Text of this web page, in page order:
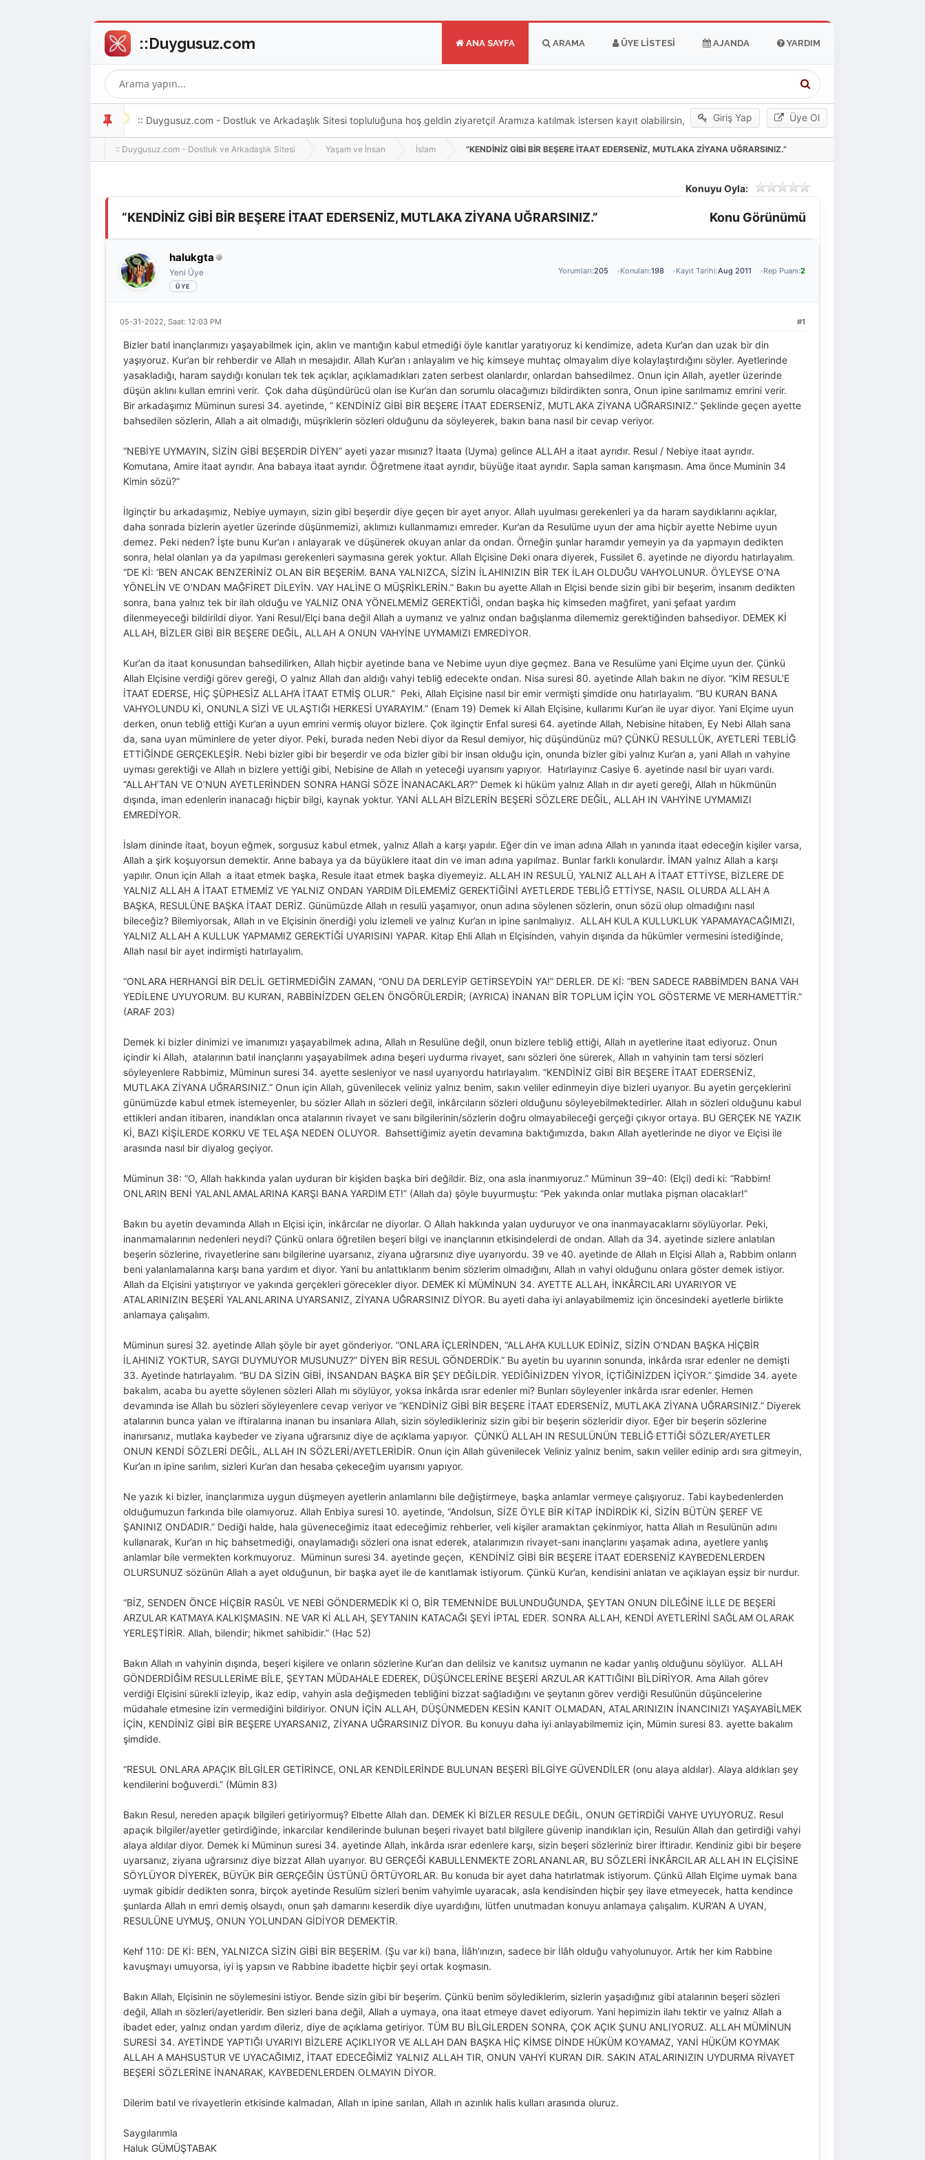
ANA SAYFA ARAMA ÜYE LISTESI AJANDA YARDIM
Giriş Yap Üye Ol
:: Duygusuz.com - Dostluk ve Arkadaşlık Sitesi topluluğuna hoş geldin ziyaretçi! Aramıza katılmak istersen kayıt olabilirsin,
oldukça kolay ve zahmetsizdir.
:: Duygusuz.com - Dostluk ve Arkadaşlık Sitesi Yaşam ve İnsan İslam “KENDİNİZ GİBİ BİR BEŞERE İTAAT EDERSENİZ, MUTLAKA ZİYANA UĞRARSINIZ.”
Konuyu Oyla:
Konu Görünümü
“KENDİNİZ GİBİ BİR BEŞERE İTAAT EDERSENİZ, MUTLAKA ZİYANA UĞRARSINIZ.”
halukgta
Yeni Üye Yorumları:205 Konuları:198 Kayıt Tarihi:Aug 2011 Rep Puanı:2
#1
05-31-2022, Saat: 12:03 PM
Bizler batıl inançlarımızı yaşayabilmek için, aklın ve mantığın kabul etmediği öyle kanıtlar yaratıyoruz ki kendimize, adeta Kur’an dan uzak bir din
yaşıyoruz. Kur’an bir rehberdir ve Allah ın mesajıdır. Allah Kur’an ı anlayalım ve hiç kimseye muhtaç olmayalım diye kolaylaştırdığını söyler. Ayetlerinde
yasakladığı, haram saydığı konuları tek tek açıklar, açıklamadıkları zaten serbest olanlardır, onlardan bahsedilmez. Onun için Allah, ayetler üzerinde
düşün aklını kullan emrini verir. Çok daha düşündürücü olan ise Kur’an dan sorumlu olacağımızı bildirdikten sonra, Onun ipine sarılmamız emrini verir.
Bir arkadaşımız Müminun suresi 34. ayetinde, “ KENDİNİZ GİBİ BİR BEŞERE İTAAT EDERSENİZ, MUTLAKA ZİYANA UĞRARSINIZ.” Şeklinde geçen ayette
bahsedilen sözlerin, Allah a ait olmadığı, müşriklerin sözleri olduğunu da söyleyerek, bakın bana nasıl bir cevap veriyor.
“NEBİYE UYMAYIN, SİZİN GİBİ BEŞERDİR DİYEN” ayeti yazar mısınız? İtaata (Uyma) gelince ALLAH a itaat ayrıdır. Resul / Nebiye itaat ayrıdır.
Komutana, Amire itaat ayrıdır. Ana babaya itaat ayrıdır. Öğretmene itaat ayrıdır, büyüğe itaat ayrıdır. Sapla saman karışmasın. Ama önce Muminin 34
Kimin sözü?”
İlginçtir bu arkadaşımız, Nebiye uymayın, sizin gibi beşerdir diye geçen bir ayet arıyor. Allah uyulması gerekenleri ya da haram saydıklarını açıklar,
daha sonrada bizlerin ayetler üzerinde düşünmemizi, aklımızı kullanmamızı emreder. Kur’an da Resulüme uyun der ama hiçbir ayette Nebime uyun
demez. Peki neden? İşte bunu Kur’an ı anlayarak ve düşünerek okuyan anlar da ondan. Örneğin şunlar haramdır yemeyin ya da yapmayın dedikten
sonra, helal olanları ya da yapılması gerekenleri saymasına gerek yoktur. Allah Elçisine Deki onara diyerek, Fussilet 6. ayetinde ne diyordu hatırlayalım.
“DE Kİ: ‘BEN ANCAK BENZERİNİZ OLAN BİR BEŞERİM. BANA YALNIZCA, SİZİN İLAHINIZIN BİR TEK İLAH OLDUĞU VAHYOLUNUR. ÖYLEYSE O’NA
YÖNELİN VE O’NDAN MAĞFİRET DİLEYİN. VAY HALİNE O MÜŞRİKLERİN.” Bakın bu ayette Allah ın Elçisi bende sizin gibi bir beşerim, insanım dedikten
sonra, bana yalnız tek bir ilah olduğu ve YALNIZ ONA YÖNELMEMİZ GEREKTİĞİ, ondan başka hiç kimseden mağfiret, yani şefaat yardım
dilenmeyeceği bildirildi diyor. Yani Resul/Elçi bana değil Allah a uymanız ve yalnız ondan bağışlanma dilememiz gerektiğinden bahsediyor. DEMEK Kİ
ALLAH, BİZLER GİBİ BİR BEŞERE DEĞİL, ALLAH A ONUN VAHYİNE UYMAMIZI EMREDİYOR.
Kur’an da itaat konusundan bahsedilirken, Allah hiçbir ayetinde bana ve Nebime uyun diye geçmez. Bana ve Resulüme yani Elçime uyun der. Çünkü
Allah Elçisine verdiği görev gereği, O yalnız Allah dan aldığı vahyi tebliğ edecekte ondan. Nisa suresi 80. ayetinde Allah bakın ne diyor. “KİM RESUL’E
İTAAT EDERSE, HİÇ ŞÜPHESİZ ALLAH’A İTAAT ETMİŞ OLUR.” Peki, Allah Elçisine nasıl bir emir vermişti şimdide onu hatırlayalım. “BU KURAN BANA
VAHYOLUNDU Kİ, ONUNLA SİZİ VE ULAŞTIĞI HERKESİ UYARAYIM.” (Enam 19) Demek ki Allah Elçisine, kullarımı Kur’an ile uyar diyor. Yani Elçime uyun
derken, onun tebliğ ettiği Kur’an a uyun emrini vermiş oluyor bizlere. Çok ilginçtir Enfal suresi 64. ayetinde Allah, Nebisine hitaben, Ey Nebi Allah sana
da, sana uyan müminlere de yeter diyor. Peki, burada neden Nebi diyor da Resul demiyor, hiç düşündünüz mü? ÇÜNKÜ RESULLÜK, AYETLERİ TEBLİĞ
ETTİĞİNDE GERÇEKLEŞİR. Nebi bizler gibi bir beşerdir ve oda bizler gibi bir insan olduğu için, onunda bizler gibi yalnız Kur’an a, yani Allah ın vahyine
uyması gerektiği ve Allah ın bizlere yettiği gibi, Nebisine de Allah ın yeteceği uyarısını yapıyor. Hatırlayınız Casiye 6. ayetinde nasıl bir uyarı vardı.
“ALLAH’TAN VE O’NUN AYETLERİNDEN SONRA HANGİ SÖZE İNANACAKLAR?” Demek ki hüküm yalnız Allah ın dır ayeti gereği, Allah ın hükmünün
dışında, iman edenlerin inanacağı hiçbir bilgi, kaynak yoktur. YANİ ALLAH BİZLERİN BEŞERİ SÖZLERE DEĞİL, ALLAH IN VAHYİNE UYMAMIZI
EMREDİYOR.
İslam dininde itaat, boyun eğmek, sorgusuz kabul etmek, yalnız Allah a karşı yapılır. Eğer din ve iman adına Allah ın yanında itaat edeceğin kişiler varsa,
Allah a şirk koşuyorsun demektir. Anne babaya ya da büyüklere itaat din ve iman adına yapılmaz. Bunlar farklı konulardır. İMAN yalnız Allah a karşı
yapılır. Onun için Allah a itaat etmek başka, Resule itaat etmek başka diyemeyiz. ALLAH IN RESULÜ, YALNIZ ALLAH A İTAAT ETTİYSE, BİZLERE DE
YALNIZ ALLAH A İTAAT ETMEMİZ VE YALNIZ ONDAN YARDIM DİLEMEMİZ GEREKTİĞİNİ AYETLERDE TEBLİĞ ETTİYSE, NASIL OLURDA ALLAH A
BAŞKA, RESULÜNE BAŞKA İTAAT DERİZ. Günümüzde Allah ın resulü yaşamıyor, onun adına söylenen sözlerin, onun sözü olup olmadığını nasıl
bileceğiz? Bilemiyorsak, Allah ın ve Elçisinin önerdiği yolu izlemeli ve yalnız Kur’an ın ipine sarılmalıyız. ALLAH KULA KULLUKLUK YAPAMAYACAĞIMIZI,
YALNIZ ALLAH A KULLUK YAPMAMIZ GEREKTİĞİ UYARISINI YAPAR. Kitap Ehli Allah ın Elçisinden, vahyin dışında da hükümler vermesini istediğinde,
Allah nasıl bir ayet indirmişti hatırlayalım.
“ONLARA HERHANGİ BİR DELİL GETİRMEDİĞİN ZAMAN, “ONU DA DERLEYİP GETİRSEYDİN YA!” DERLER. DE Kİ: “BEN SADECE RABBİMDEN BANA VAH
YEDİLENE UYUYORUM. BU KUR’AN, RABBİNİZDEN GELEN ÖNGÖRÜLERDİR; (AYRICA) İNANAN BİR TOPLUM İÇİN YOL GÖSTERME VE MERHAMETTİR.”
(ARAF 203)
Demek ki bizler dinimizi ve imanımızı yaşayabilmek adına, Allah ın Resulüne değil, onun bizlere tebliğ ettiği, Allah ın ayetlerine itaat ediyoruz. Onun
içindir ki Allah, atalarının batıl inançlarını yaşayabilmek adına beşeri uydurma rivayet, sanı sözleri öne sürerek, Allah ın vahyinin tam tersi sözleri
söyleyenlere Rabbimiz, Müminun suresi 34. ayette sesleniyor ve nasıl uyarıyordu hatırlayalım. “KENDİNİZ GİBİ BİR BEŞERE İTAAT EDERSENİZ,
MUTLAKA ZİYANA UĞRARSINIZ.” Onun için Allah, güvenilecek veliniz yalnız benim, sakın veliler edinmeyin diye bizleri uyarıyor. Bu ayetin gerçeklerini
günümüzde kabul etmek istemeyenler, bu sözler Allah ın sözleri değil, inkârcıların sözleri olduğunu söyleyebilmektedirler. Allah ın sözleri olduğunu kabul
ettikleri andan itibaren, inandıkları onca atalarının rivayet ve sanı bilgilerinin/sözlerin doğru olmayabileceği gerçeği çıkıyor ortaya. BU GERÇEK NE YAZIK
Kİ, BAZI KİŞİLERDE KORKU VE TELAŞA NEDEN OLUYOR. Bahsettiğimiz ayetin devamına baktığımızda, bakın Allah ayetlerinde ne diyor ve Elçisi ile
arasında nasıl bir diyalog geçiyor.
Müminun 38: “O, Allah hakkında yalan uyduran bir kişiden başka biri değildir. Biz, ona asla inanmıyoruz.” Müminun 39–40: (Elçi) dedi ki: “Rabbim!
ONLARIN BENİ YALANLAMALARINA KARŞI BANA YARDIM ET!” (Allah da) şöyle buyurmuştu: “Pek yakında onlar mutlaka pişman olacaklar!”
Bakın bu ayetin devamında Allah ın Elçisi için, inkârcılar ne diyorlar. O Allah hakkında yalan uyduruyor ve ona inanmayacaklarnı söylüyorlar. Peki,
inanmamalarının nedenleri neydi? Çünkü onlara öğretilen beşeri bilgi ve inançlarının etkisindelerdi de ondan. Allah da 34. ayetinde sizlere anlatılan
beşerin sözlerine, rivayetlerine sanı bilgilerine uyarsanız, ziyana uğrarsınız diye uyarıyordu. 39 ve 40. ayetinde de Allah ın Elçisi Allah a, Rabbim onların
beni yalanlamalarına karşı bana yardım et diyor. Yani bu anlattıklarım benim sözlerim olmadığını, Allah ın vahyi olduğunu onlara göster demek istiyor.
Allah da Elçisini yatıştırıyor ve yakında gerçekleri görecekler diyor. DEMEK Kİ MÜMİNUN 34. AYETTE ALLAH, İNKÂRCILARI UYARIYOR VE
ATALARINIZIN BEŞERİ YALANLARINA UYARSANIZ, ZİYANA UĞRARSINIZ DİYOR. Bu ayeti daha iyi anlayabilmemiz için öncesindeki ayetlerle birlikte
anlamaya çalışalım.
Müminun suresi 32. ayetinde Allah şöyle bir ayet gönderiyor. “ONLARA İÇLERİNDEN, “ALLAH’A KULLUK EDİNİZ, SİZİN O’NDAN BAŞKA HİÇBİR
İLAHINIZ YOKTUR, SAYGI DUYMUYOR MUSUNUZ?” DİYEN BİR RESUL GÖNDERDİK.” Bu ayetin bu uyarının sonunda, inkârda ısrar edenler ne demişti
33. Ayetinde hatırlayalım. “BU DA SİZİN GİBİ, İNSANDAN BAŞKA BİR ŞEY DEĞİLDİR. YEDİĞİNİZDEN YİYOR, İÇTİĞİNİZDEN İÇİYOR.” Şimdide 34. ayete
bakalım, acaba bu ayette söylenen sözleri Allah mı söylüyor, yoksa inkârda ısrar edenler mi? Bunları söyleyenler inkârda ısrar edenler. Hemen
devamında ise Allah bu sözleri söyleyenlere cevap veriyor ve “KENDİNİZ GİBİ BİR BEŞERE İTAAT EDERSENİZ, MUTLAKA ZİYANA UĞRARSINIZ.” Diyerek
atalarının bunca yalan ve iftiralarına inanan bu insanlara Allah, sizin söyledikleriniz sizin gibi bir beşerin sözleridir diyor. Eğer bir beşerin sözlerine
inanırsanız, mutlaka kaybeder ve ziyana uğrarsınız diye de açıklama yapıyor. ÇÜNKÜ ALLAH IN RESULÜNÜN TEBLİĞ ETTİĞİ SÖZLER/AYETLER
ONUN KENDİ SÖZLERİ DEĞİL, ALLAH IN SÖZLERİ/AYETLERİDİR. Onun için Allah güvenilecek Veliniz yalnız benim, sakın veliler edinip ardı sıra gitmeyin,
Kur’an ın ipine sarılım, sizleri Kur’an dan hesaba çekeceğim uyarısını yapıyor.
Ne yazık ki bizler, inançlarımıza uygun düşmeyen ayetlerin anlamlarını bile değiştirmeye, başka anlamlar vermeye çalışıyoruz. Tabi kaybedenlerden
olduğumuzun farkında bile olamıyoruz. Allah Enbiya suresi 10. ayetinde, “Andolsun, SİZE ÖYLE BİR KİTAP İNDİRDİK Kİ, SİZİN BÜTÜN ŞEREF VE
ŞANINIZ ONDADIR.” Dediği halde, hala güveneceğimiz itaat edeceğimiz rehberler, veli kişiler aramaktan çekinmiyor, hatta Allah ın Resulünün adını
kullanarak, Kur’an ın hiç bahsetmediği, onaylamadığı sözleri ona isnat ederek, atalarımızın rivayet-sanı inançlarını yaşamak adına, ayetlere yanlış
anlamlar bile vermekten korkmuyoruz. Müminun suresi 34. ayetinde geçen, KENDİNİZ GİBİ BİR BEŞERE İTAAT EDERSENİZ KAYBEDENLERDEN
OLURSUNUZ sözünün Allah a ayet olduğunun, bir başka ayet ile de kanıtlamak istiyorum. Çünkü Kur’an, kendisini anlatan ve açıklayan eşsiz bir nurdur.
“BİZ, SENDEN ÖNCE HİÇBİR RASÛL VE NEBİ GÖNDERMEDİK Kİ O, BİR TEMENNİDE BULUNDUĞUNDA, ŞEYTAN ONUN DİLEĞİNE İLLE DE BEŞERİ
ARZULAR KATMAYA KALKIŞMASIN. NE VAR Kİ ALLAH, ŞEYTANIN KATACAĞI ŞEYİ İPTAL EDER. SONRA ALLAH, KENDİ AYETLERİNİ SAĞLAM OLARAK
YERLEŞTİRİR. Allah, bilendir; hikmet sahibidir.” (Hac 52)
Bakın Allah ın vahyinin dışında, beşeri kişilere ve onların sözlerine Kur’an dan delilsiz ve kanıtsız uymanın ne kadar yanlış olduğunu söylüyor. ALLAH
GÖNDERDİĞİM RESULLERİME BİLE, ŞEYTAN MÜDAHALE EDEREK, DÜŞÜNCELERİNE BEŞERİ ARZULAR KATTIĞINI BİLDİRİYOR. Ama Allah görev
verdiği Elçisini sürekli izleyip, ikaz edip, vahyin asla değişmeden tebliğini bizzat sağladığını ve şeytanın görev verdiği Resulünün düşüncelerine
müdahale etmesine izin vermediğini bildiriyor. ONUN İÇİN ALLAH, DÜŞÜNMEDEN KESİN KANIT OLMADAN, ATALARINIZIN İNANCINIZI YAŞAYABİLMEK
İÇİN, KENDİNİZ GİBİ BİR BEŞERE UYARSANIZ, ZİYANA UĞRARSINIZ DİYOR. Bu konuyu daha iyi anlayabilmemiz için, Mümin suresi 83. ayette bakalım
şimdide.
“RESUL ONLARA APAÇIK BİLGİLER GETİRİNCE, ONLAR KENDİLERİNDE BULUNAN BEŞERİ BİLGİYE GÜVENDİLER (onu alaya aldılar). Alaya aldıkları şey
kendilerini boğuverdi.” (Mümin 83)
Bakın Resul, nereden apaçık bilgileri getiriyormuş? Elbette Allah dan. DEMEK Kİ BİZLER RESULE DEĞİL, ONUN GETİRDİĞİ VAHYE UYUYORUZ. Resul
apaçık bilgiler/ayetler getirdiğinde, inkarcılar kendilerinde bulunan beşeri rivayet batıl bilgilere güvenip inandıkları için, Resulün Allah dan getirdiği vahyi
alaya aldılar diyor. Demek ki Müminun suresi 34. ayetinde Allah, inkârda ısrar edenlere karşı, sizin beşeri sözleriniz birer iftiradır. Kendiniz gibi bir beşere
uyarsanız, ziyana uğrarsınız diye bizzat Allah uyarıyor. BU GERÇEĞİ KABULLENMEKTE ZORLANANLAR, BU SÖZLERİ İNKÂRCILAR ALLAH IN ELÇİSİNE
SÖYLÜYOR DİYEREK, BÜYÜK BİR GERÇEĞİN ÜSTÜNÜ ÖRTÜYORLAR. Bu konuda bir ayet daha hatırlatmak istiyorum. Çünkü Allah Elçime uymak bana
uymak gibidir dedikten sonra, birçok ayetinde Resulüm sizleri benim vahyimle uyaracak, asla kendisinden hiçbir şey ilave etmeyecek, hatta kendince
şunlarda Allah ın emri demiş olsaydı, onun şah damarını keserdik diye uyardığını, lütfen unutmadan konuyu anlamaya çalışalım. KUR’AN A UYAN,
RESULÜNE UYMUŞ, ONUN YOLUNDAN GİDİYOR DEMEKTİR.
Kehf 110: DE Kİ: BEN, YALNIZCA SİZİN GİBİ BİR BEŞERİM. (Şu var ki) bana, İlâh’ınızın, sadece bir İlâh olduğu vahyolunuyor. Artık her kim Rabbine
kavuşmayı umuyorsa, iyi iş yapsın ve Rabbine ibadette hiçbir şeyi ortak koşmasın.
Bakın Allah, Elçisinin ne söylemesini istiyor. Bende sizin gibi bir beşerim. Çünkü benim söylediklerim, sizlerin yaşadığınız gibi atalarının beşeri sözleri
değil, Allah ın sözleri/ayetleridir. Ben sizleri bana değil, Allah a uymaya, ona itaat etmeye davet ediyorum. Yani hepimizin ilahı tektir ve yalnız Allah a
ibadet eder, yalnız ondan yardım dileriz, diye de açıklama getiriyor. TÜM BU BİLGİLERDEN SONRA, ÇOK AÇIK ŞUNU ANLIYORUZ. ALLAH MÜMİNUN
SURESİ 34. AYETİNDE YAPTIĞI UYARIYI BİZLERE AÇIKLIYOR VE ALLAH DAN BAŞKA HİÇ KİMSE DİNDE HÜKÜM KOYAMAZ, YANİ HÜKÜM KOYMAK
ALLAH A MAHSUSTUR VE UYACAĞIMIZ, İTAAT EDECEĞİMİZ YALNIZ ALLAH TIR, ONUN VAHYİ KUR’AN DIR. SAKIN ATALARINIZIN UYDURMA RİVAYET
BEŞERİ SÖZLERİNE İNANARAK, KAYBEDENLERDEN OLMAYIN DİYOR.
Dilerim batıl ve rivayetlerin etkisinde kalmadan, Allah ın ipine sarılan, Allah ın azınlık halis kulları arasında oluruz.
Saygılarımla
Haluk GÜMÜŞTABAK